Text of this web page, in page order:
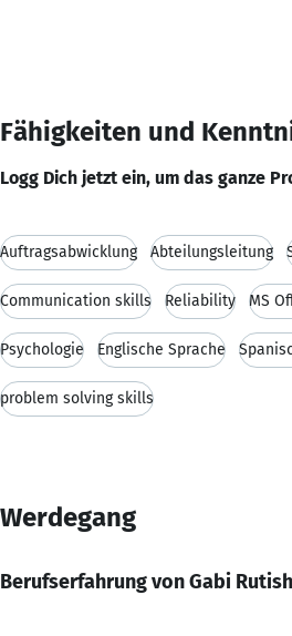
Fähigkeiten und
Logg Dich jetzt ein, um das ganze
Auftragsabwicklung Abteilungsleitung
Communication skills Reliability MS
Psychologie Englische Sprache
problem solving skills
Werdegang
Berufserfahrung von Gabi